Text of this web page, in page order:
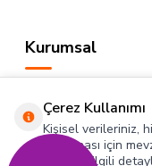
Kurumsal
Hızlı Erişim
Çerez Kullanımı
Kişisel verileriniz,
sunulması için
Konuyla ilgili